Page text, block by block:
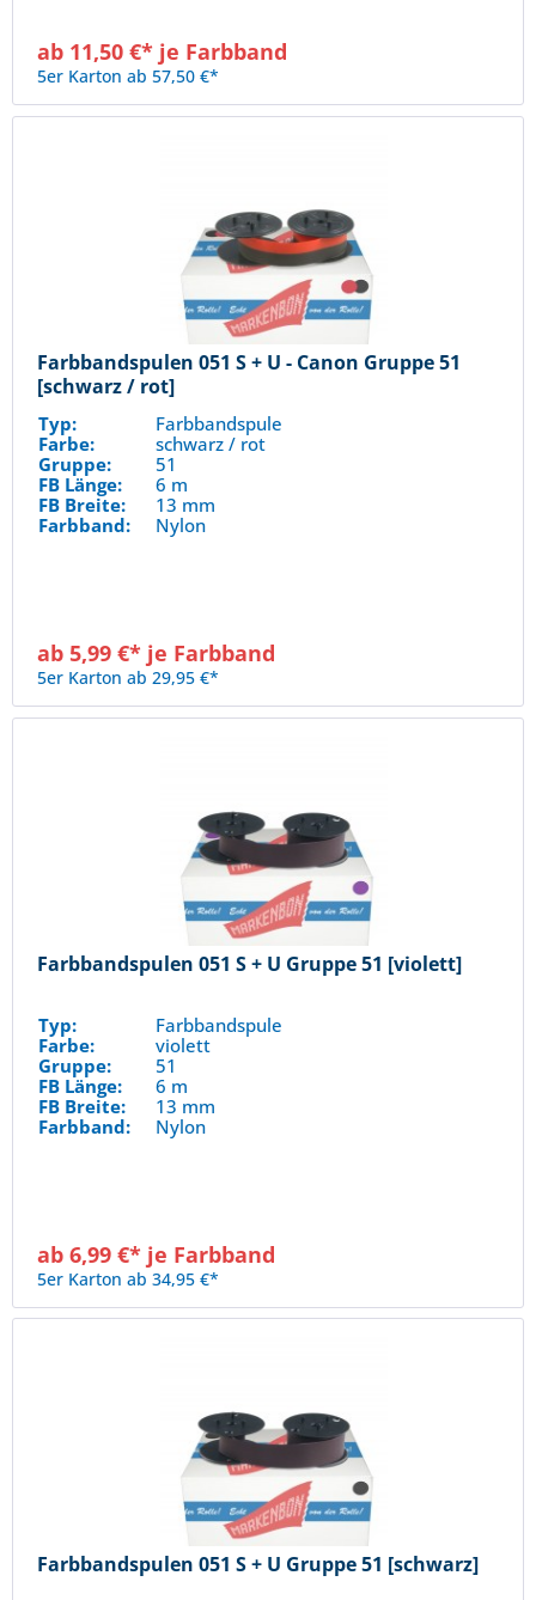
ab 11,50 €* je Farbband
5er Karton ab 57,50 €*
Farbbandspulen 051 S + U - Canon Gruppe 51
[schwarz / rot]
Typ:
Farbbandspule
Farbe:
schwarz / rot
Gruppe:
51
FB Länge:
6 m
FB Breite:
13 mm
Farbband:
Nylon
ab 5,99 €* je Farbband
5er Karton ab 29,95 €*
Farbbandspulen 051 S + U Gruppe 51 [violett]
Typ:
Farbbandspule
Farbe:
violett
Gruppe:
51
FB Länge:
6 m
FB Breite:
13 mm
Farbband:
Nylon
ab 6,99 €* je Farbband
5er Karton ab 34,95 €*
Farbbandspulen 051 S + U Gruppe 51 [schwarz]